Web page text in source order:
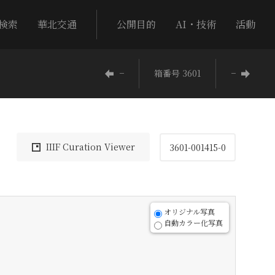
索 華北交通 公開目的 AI・技術 活動
− 箱番号 3601 −
IIIF Curation Viewer 3601-001415-0
オリジナル写真
自動カラー化写真